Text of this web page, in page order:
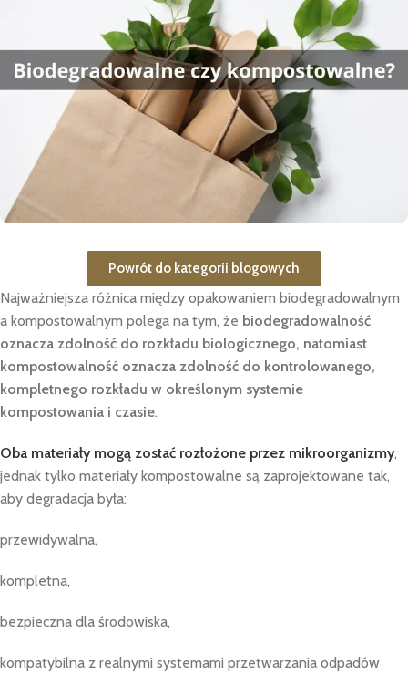
Powrót do kategorii blogowych
Najważniejsza różnica między opakowaniem biodegradowalnym
a kompostowalnym polega na tym, że biodegradowalność
oznacza zdolność do rozkładu biologicznego, natomiast
kompostowalność oznacza zdolność do kontrolowanego,
kompletnego rozkładu w określonym systemie
kompostowania i czasie.
Oba materiały mogą zostać rozłożone przez mikroorganizmy,
jednak tylko materiały kompostowalne są zaprojektowane tak,
aby degradacja była:
przewidywalna,
kompletna,
bezpieczna dla środowiska,
kompatybilna z realnymi systemami przetwarzania odpadów